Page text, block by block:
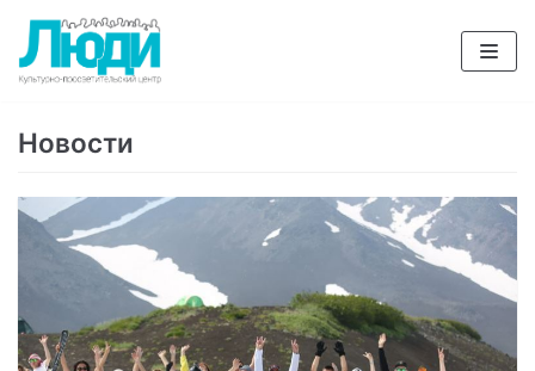
Перейти
к
содержимому
Новости